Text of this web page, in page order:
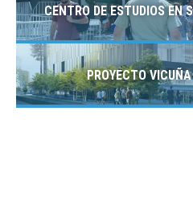
CENTRO DE ESTUDIOS EN
PROYECTO